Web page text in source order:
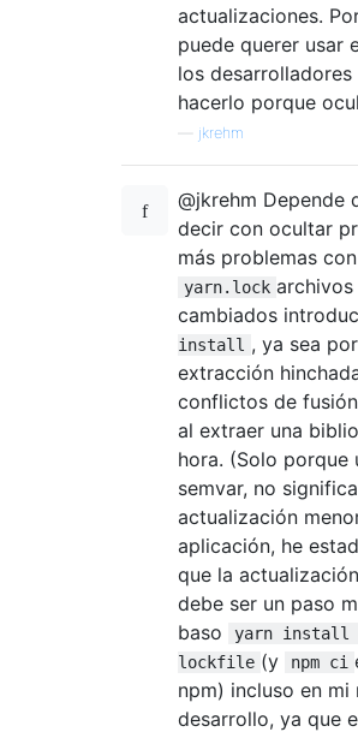
actualizaciones.
puede querer usar
los
hacerlo porque
jkrehm
@jkrehm Depende
decir con ocultar
más problemas con
yarn.lock archivos
cambiados
install , ya sea
extracción
conflictos de
al extraer una
hora. (Solo porque
semvar, no
actualización
aplicación, he
que la actualización
debe ser un paso
baso
yarn install
lockfile (y npm ci
npm) incluso en mi
desarrollo, ya que